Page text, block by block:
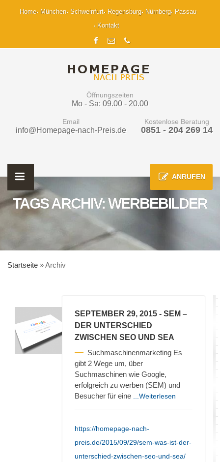
Home München Schweinfurt Regensburg Nürnberg
Passau
Kontakt
Öffnungszeiten
Mo - Sa: 09.00 - 20.00
Email
info@Homepage-nach-Preis.de
Kostenlose Beratung
0851 - 204 269 14
ANRUFEN
TAGS ARCHIV: WERBEBILDER
Startseite »Archiv
SEPTEMBER 29, 2015 - SEM –
DER UNTERSCHIED
ZWISCHEN SEO UND SEA
Suchmaschinenmarketing Es
gibt 2 Wege um, über
Suchmaschinen wie Google,
erfolgreich zu werben (SEM) und
Besucher für eine
...Weiterlesen
https://homepage-nach-
preis.de/2015/09/29/sem-was-ist-der-
unterschied-zwischen-seo-und-sea/